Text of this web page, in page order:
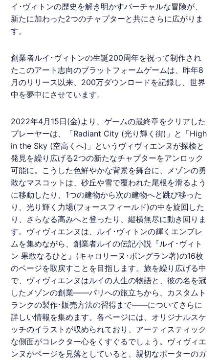
イ･ヴィトンの歴史を解き明かすバーチャルな冒険が、
新たに加わった2つのチャプターと共にさらに広がりま
す。
創業者ルイ･ヴィトンの生誕200周年を祝って制作され
たこのアート志向のプラットフォームゲームは、昨年8
月のリリース以来、200万ダウンロードを記録し、世界
中を夢中にさせています。
2022年4月15日(金)より、ゲームの最終章をクリアした
プレーヤーは、「Radiant City (光り輝く街)」と「High
in the Sky (空高くへ)」というヴィヴィエンヌが探検と
発見を繰り広げる2つの新たなチャプターをアンロック
可能に。こうした色鮮やかな背景を舞台に、メゾンの勇
敢なマスコットは、砂丘や雪で覆われた尾根を滑るよう
に移動したり、1つの建物から次の建物へと跳び移った
り、光り輝く力場(フォースフィールド)の中を旋回した
り、さらなる高みへと登ったり、縦横無尽に動き回りま
す。ヴィヴィエンヌは、 ルイ･ヴィトンの輝くエンブレ
ムを集めながら、創業者ルイの伝記小説『ルイ･ヴィト
ン 果敢なるひと』(キャロリーヌ･ボングラン著)の16枚
のページを取戻すことを目指します。旅を繰り広げる中
で、ヴィヴィエンヌはルイの人生の物語と、彼の名を冠
したメゾンの創業――パリへの旅立ちから、カスタムト
ランクの製作･販売方法の習得まで――についてさらに
詳しい情報を集めます。各ページには、オリジナルスケ
ッチのイラストが収められており、アーティスティック
な側面がコレクター心をくすぐるでしょう。ヴィヴィエ
ンヌがページを見落としていると、親切なポーターのガ